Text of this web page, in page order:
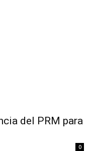
del PRM para
0